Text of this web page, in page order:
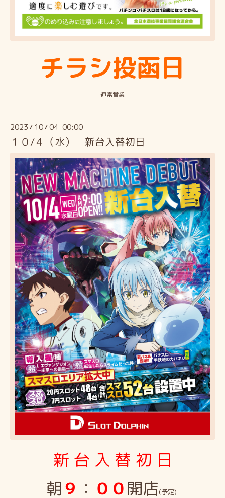
チラシ投函日
-通常営業-
2023 / 10/04 00:00
１０/４（水） 新台入替初日
新 台 入 替 初 日
朝９ ： ００開店(予定)